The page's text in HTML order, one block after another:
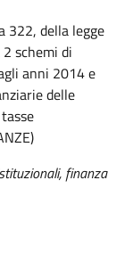
322, della legge
schemi di
anni 2014 e
delle
finanza